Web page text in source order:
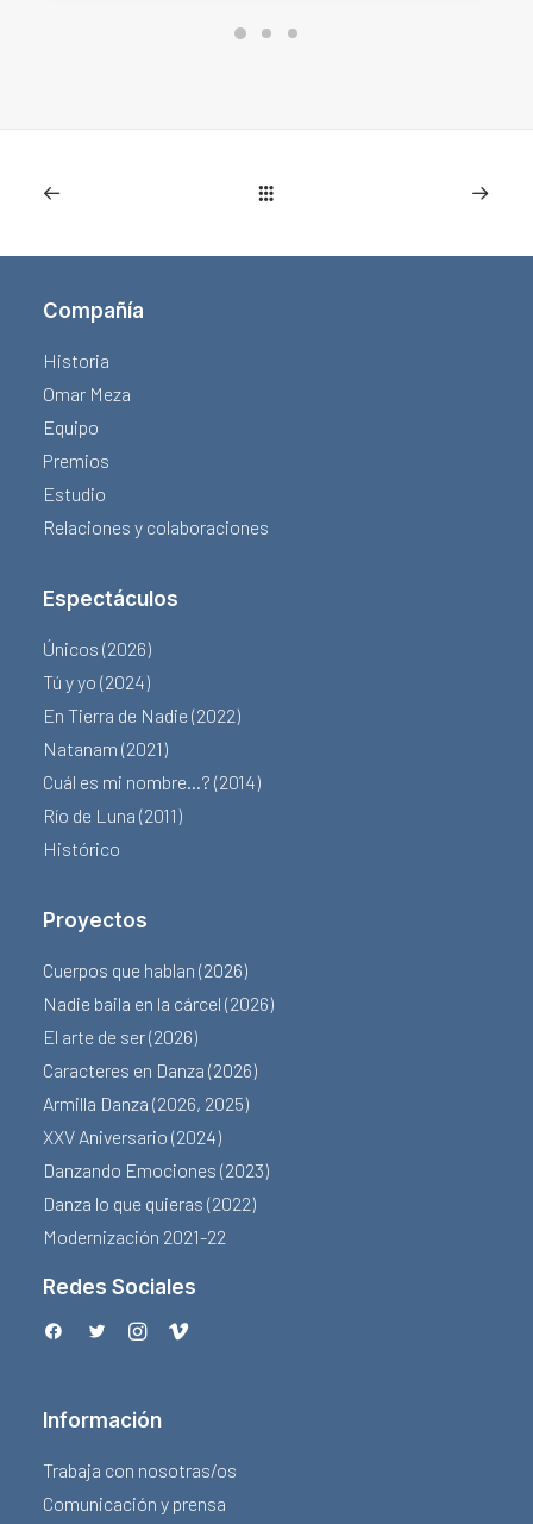
Compañía
Historia
Omar Meza
Equipo
Premios
Estudio
Relaciones y colaboraciones
Espectáculos
Únicos (2026)
Tú y yo (2024)
En Tierra de Nadie (2022)
Natanam (2021)
Cuál es mi nombre…? (2014)
Río de Luna (2011)
Histórico
Proyectos
Cuerpos que hablan (2026)
Nadie baila en la cárcel (2026)
El arte de ser (2026)
Caracteres en Danza (2026)
Armilla Danza (2026, 2025)
XXV Aniversario (2024)
Danzando Emociones (2023)
Danza lo que quieras (2022)
Modernización 2021-22
Redes Sociales
Información
Trabaja con nosotras/os
Comunicación y prensa